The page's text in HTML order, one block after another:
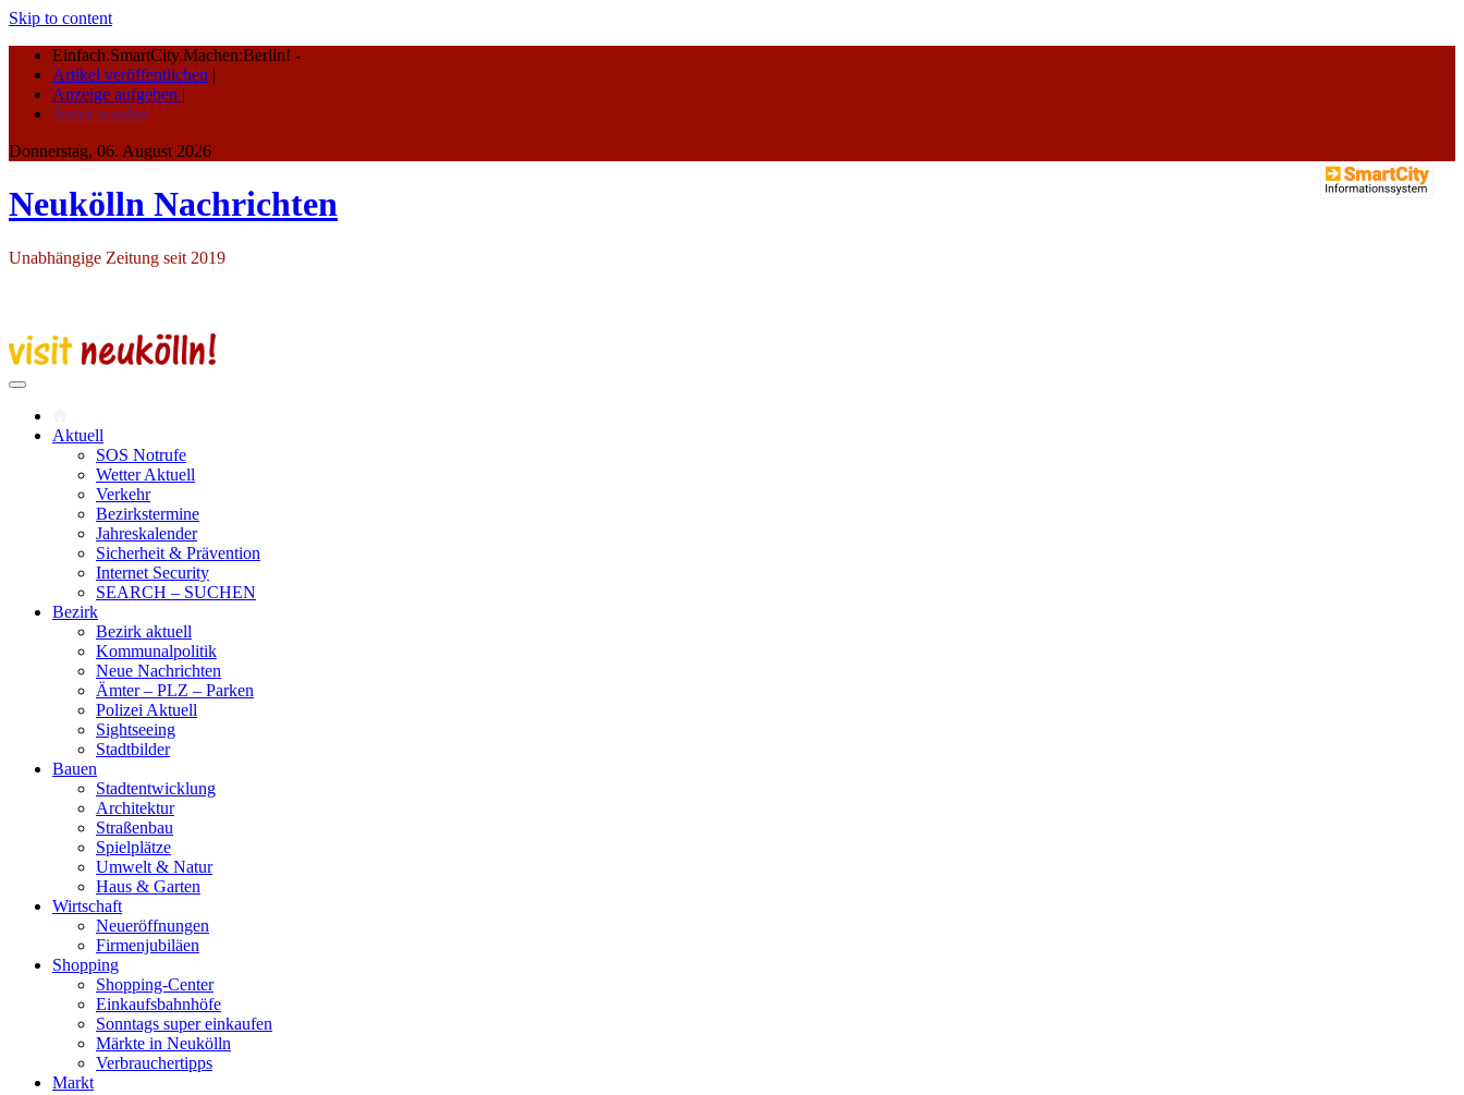
Skip to content
Einfach.SmartCity.Machen:Berlin! -
Artikel veröffentlichen |
Anzeige aufgeben |
Autor werden
Donnerstag, 06. August 2026
Neukölln Nachrichten
Unabhängige Zeitung seit 2019
Aktuell
SOS Notrufe
Wetter Aktuell
Verkehr
Bezirkstermine
Jahreskalender
Sicherheit & Prävention
Internet Security
SEARCH – SUCHEN
Bezirk
Bezirk aktuell
Kommunalpolitik
Neue Nachrichten
Ämter – PLZ – Parken
Polizei Aktuell
Sightseeing
Stadtbilder
Bauen
Stadtentwicklung
Architektur
Straßenbau
Spielplätze
Umwelt & Natur
Haus & Garten
Wirtschaft
Neueröffnungen
Firmenjubiläen
Shopping
Shopping-Center
Einkaufsbahnhöfe
Sonntags super einkaufen
Märkte in Neukölln
Verbrauchertipps
Markt